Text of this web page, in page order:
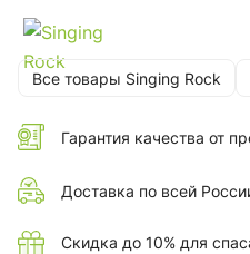
Все товары Singing Rock
Гарантия качества от
Доставка по всей
Скидка до 10% для